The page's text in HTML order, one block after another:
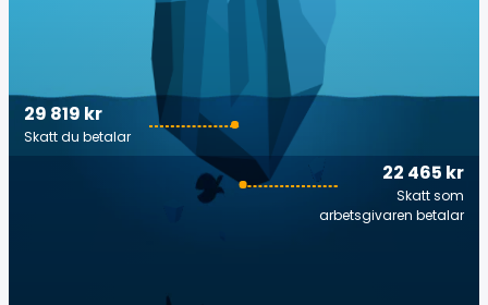
22 465 kr
Skatt som
arbetsgivaren betalar
29 819 kr
Skatt du betalar